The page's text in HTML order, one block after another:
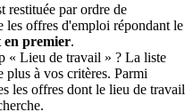
restituée par ordre de
les offres d'emploi répondant le
en premier.
« Lieu de travail » ? La liste
plus à vos critères. Parmi
les offres dont le lieu de travail